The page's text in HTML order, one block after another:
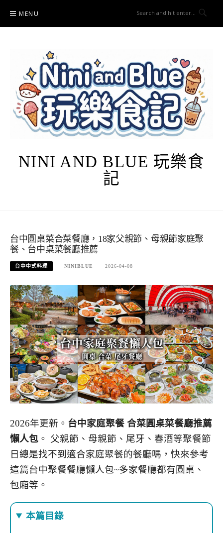
content
MENU
NINI AND BLUE 玩樂食
記
台中圓桌菜合菜餐廳，18家父親節、母親節家庭聚
餐、台中桌菜餐廳推薦
台中中式料理 NINIBLUE 2026-04-08
2026年更新。 台中家庭聚餐 合菜圓桌菜餐廳推薦
懶人包 。 父親節、母親節、尾牙、春酒等聚餐節
日總是找不到適合家庭聚餐的餐廳嗎，快來參考
這篇台中聚餐餐廳懶人包~多家餐廳都有圓桌、
包廂等。
本篇目錄